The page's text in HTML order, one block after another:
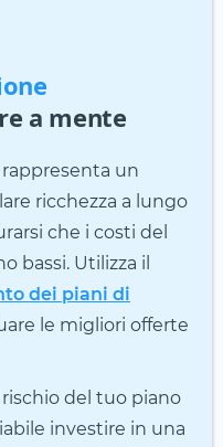
a mente
un
ricchezza a lungo
che i costi del
bassi. Utilizza il
dei piani di
le migliori offerte
del tuo piano
investire in una